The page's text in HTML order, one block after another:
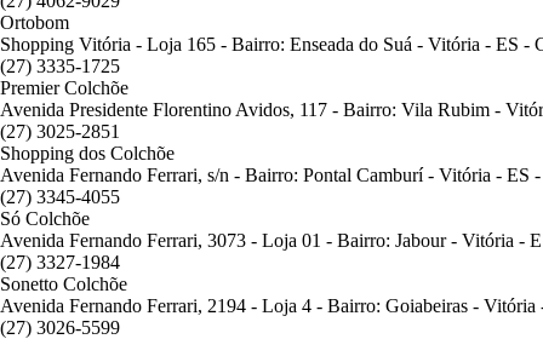
Ortobom
Shopping Vitória - Loja 165 - Bairro: Enseada do Suá - Vitória - ES -
(27) 3335-1725
Premier Colchõe
Avenida Presidente Florentino Avidos, 117 - Bairro: Vila Rubim -
(27) 3025-2851
Shopping dos Colchõe
Avenida Fernando Ferrari, s/n - Bairro: Pontal Camburí - Vitória - ES
(27) 3345-4055
Só Colchõe
Avenida Fernando Ferrari, 3073 - Loja 01 - Bairro: Jabour - Vitória -
(27) 3327-1984
Sonetto Colchõe
Avenida Fernando Ferrari, 2194 - Loja 4 - Bairro: Goiabeiras -
(27) 3026-5599